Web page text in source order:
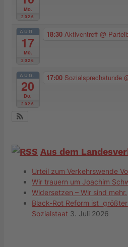
Mo.
2026
AUG.
17
Mo.
2026
18:30 Aktiventreff @
AUG.
20
Do.
2026
17:00 Sozialsprechstunde
Aus dem
Urteil zum Verkehrswende
Wir trauern um Joachim
Widersetzen – Wir sind mehr.
Black-Rot Reform ist
Sozialstaat 3. Juli 2026